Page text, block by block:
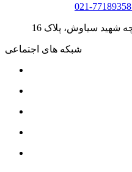
021-77189358
شبکه های اجتماعی